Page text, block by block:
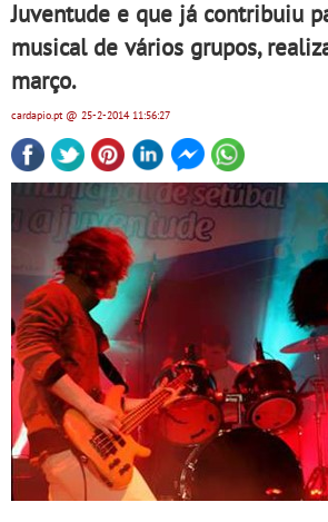
Juventude e que já contribuiu
musical de vários grupos,
março.
cardapio.pt@ 25-2-201411:56:27